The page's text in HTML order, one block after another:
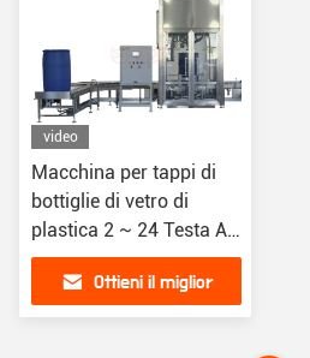
video
Macchina per tappi di
bottiglie di vetro di
plastica 2 ~ 24 Testa AC
380V Voltaggio 50Hz
Semi-automatica
Ottieni il miglior